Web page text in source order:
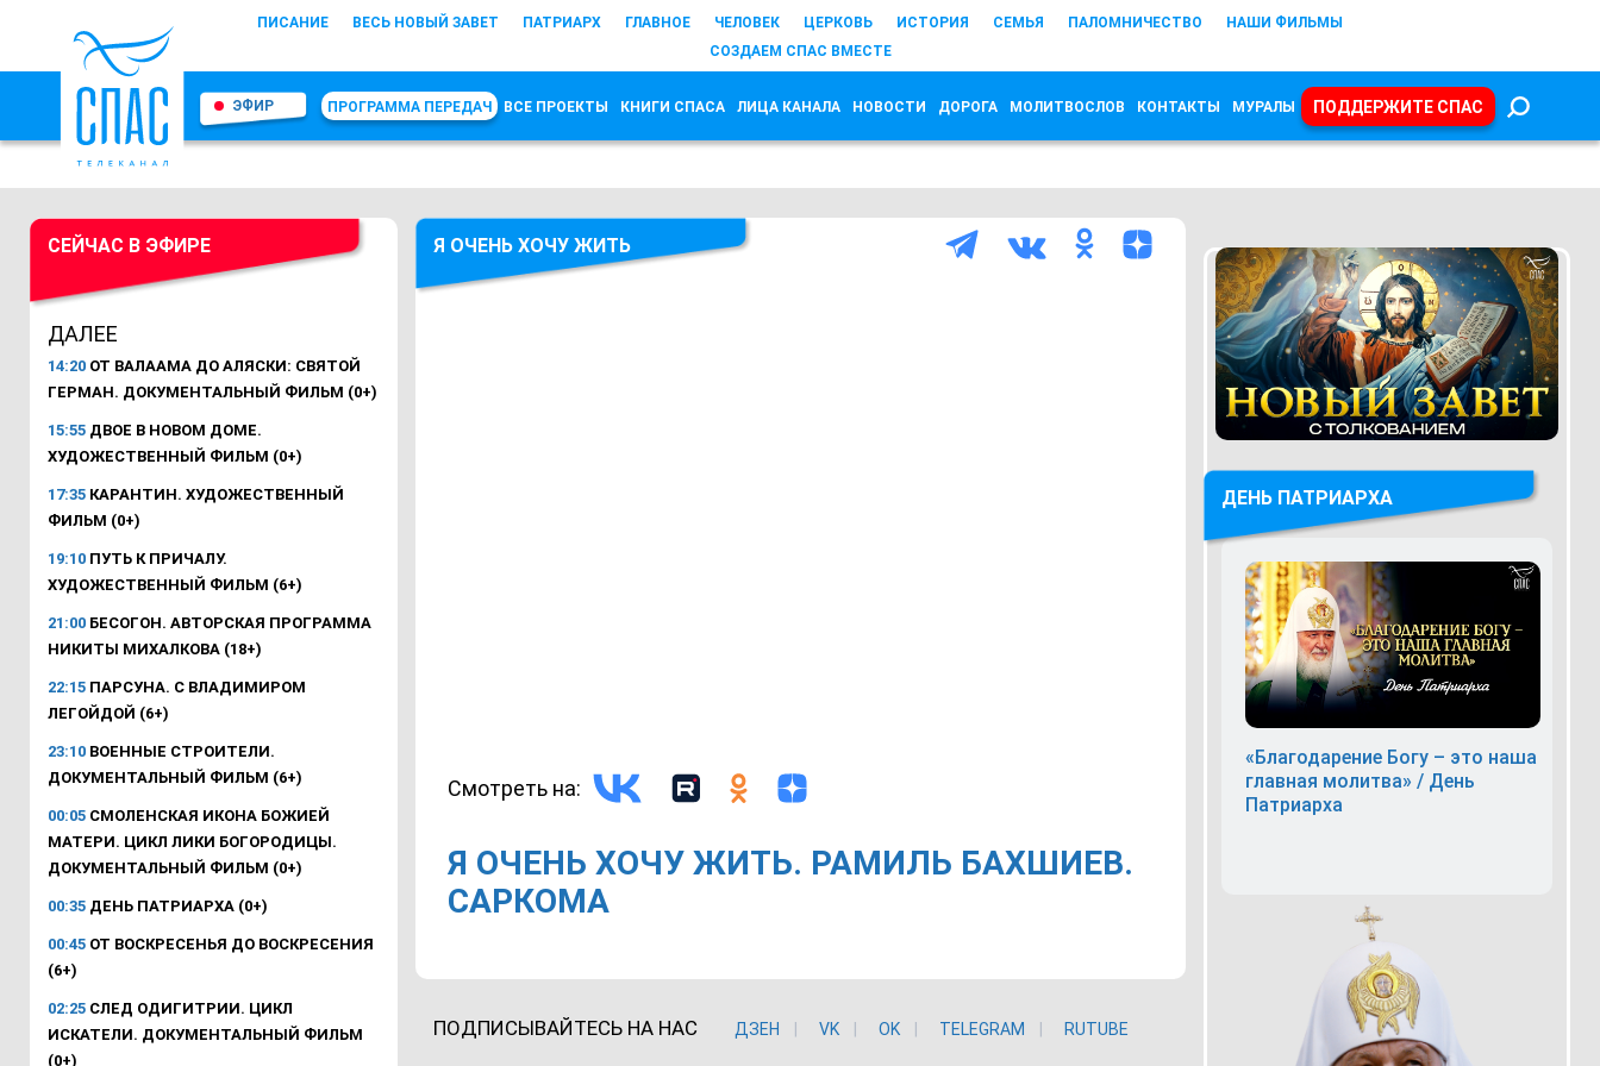
ПИСАНИЕ ВЕСЬ НОВЫЙ ЗАВЕТ ПАТРИАРХ ГЛАВНОЕ ЧЕЛОВЕК ЦЕРКОВЬ ИСТОРИЯ СЕМЬЯ ПАЛОМНИЧЕСТВО
НАШИ ФИЛЬМЫ
СОЗДАЕМ СПАС ВМЕСТЕ
ЭФИР ПРОГРАММА ПЕРЕДАЧ ВСЕ ПРОЕКТЫ КНИГИ СПАСА ЛИЦА КАНАЛА НОВОСТИ ДОРОГА МОЛИТВОСЛОВ КОНТАКТЫ МУРАЛЫ ПОДДЕРЖИТЕ СПАС
СЕЙЧАС В ЭФИРЕ
ДАЛЕЕ
14:20 ОТ ВАЛААМА ДО АЛЯСКИ: СВЯТОЙ
ГЕРМАН. ДОКУМЕНТАЛЬНЫЙ ФИЛЬМ (0+)
15:55 ДВОЕ В НОВОМ ДОМЕ.
ХУДОЖЕСТВЕННЫЙ ФИЛЬМ (0+)
17:35 КАРАНТИН. ХУДОЖЕСТВЕННЫЙ
ФИЛЬМ (0+)
19:10 ПУТЬ К ПРИЧАЛУ.
ХУДОЖЕСТВЕННЫЙ ФИЛЬМ (6+)
21:00 БЕСОГОН. АВТОРСКАЯ ПРОГРАММА
НИКИТЫ МИХАЛКОВА (18+)
22:15 ПАРСУНА. С ВЛАДИМИРОМ
ЛЕГОЙДОЙ (6+)
23:10 ВОЕННЫЕ СТРОИТЕЛИ.
ДОКУМЕНТАЛЬНЫЙ ФИЛЬМ (6+)
00:05 СМОЛЕНСКАЯ ИКОНА БОЖИЕЙ
МАТЕРИ. ЦИКЛ ЛИКИ БОГОРОДИЦЫ.
ДОКУМЕНТАЛЬНЫЙ ФИЛЬМ (0+)
00:35 ДЕНЬ ПАТРИАРХА (0+)
00:45 ОТ ВОСКРЕСЕНЬЯ ДО ВОСКРЕСЕНИЯ
(6+)
02:25 СЛЕД ОДИГИТРИИ. ЦИКЛ
ИСКАТЕЛИ. ДОКУМЕНТАЛЬНЫЙ ФИЛЬМ
(0+)
Я ОЧЕНЬ ХОЧУ ЖИТЬ
Смотреть на:
Я ОЧЕНЬ ХОЧУ ЖИТЬ. РАМИЛЬ БАХШИЕВ.
САРКОМА
ПОДПИСЫВАЙТЕСЬ НА НАС ДЗЕН VK ОK TELEGRAM RUTUBE
ДЕНЬ ПАТРИАРХА
«Благодарение Богу – это наша
главная молитва» / День
Патриарха